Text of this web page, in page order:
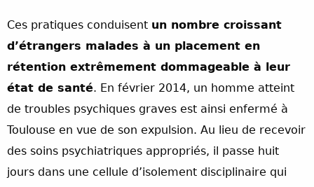
Ces pratiques conduisent un nombre croissant
d’étrangers malades à un placement en
rétention extrêmement dommageable à leur
état de santé. En février 2014, un homme atteint
de troubles psychiques graves est ainsi enfermé à
Toulouse en vue de son expulsion. Au lieu de recevoir
des soins psychiatriques appropriés, il passe huit
jours dans une cellule d’isolement disciplinaire qui